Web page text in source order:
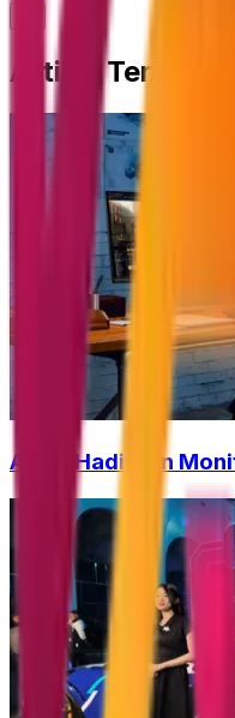
Artikel Terkait
ASUS Hadirkan